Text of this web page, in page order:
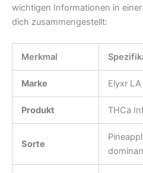
wichtigen Informationen in
dich zusammengestellt:
Merkmal
Marke Elyxr LA
Produkt THCa
Sorte